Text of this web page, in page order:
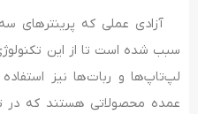
آزادی عملی که پرینترهای
سبب شده است تا از این
عمده محصولاتی هستند که در